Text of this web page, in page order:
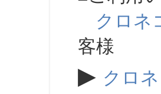
クロネ
客様
▶ クロ